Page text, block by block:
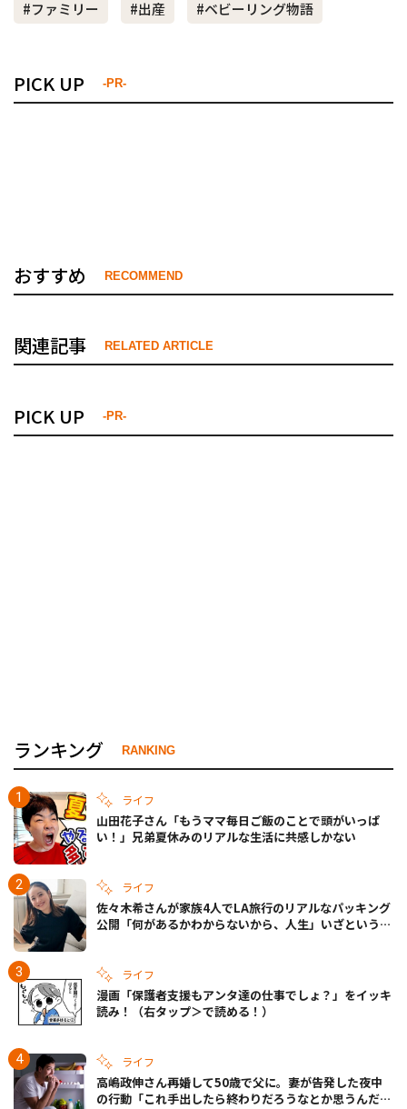
#ファミリー #出産 #ベビーリング物語
PICK UP -PR-
おすすめ RECOMMEND
関連記事 RELATED ARTICLE
PICK UP -PR-
ランキング RANKING
ライフ
山田花子さん「もうママ毎日ご飯のことで頭がいっぱ
い！」兄弟夏休みのリアルな生活に共感しかない
ライフ
佐々木希さんが家族4人でLA旅行のリアルなパッキング
公開「何があるかわからないから、人生」いざというと
ライフ
漫画「保護者支援もアンタ達の仕事でしょ？」をイッキ
読み！（右タップ＞で読める！）
ライフ
高嶋政伸さん再婚して50歳で父に。妻が告発した夜中
の行動「これ手出したら終わりだろうなとか思うんだけ